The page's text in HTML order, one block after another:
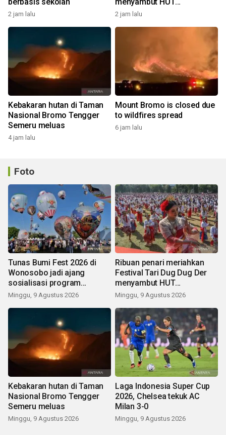
2 jam lalu
Kemerdekaan
2 jam lalu
Kebakaran hutan di Taman
Nasional Bromo Tengger
Semeru meluas
4 jam lalu
Mount Bromo is closed due
to wildfires spread
6 jam lalu
Foto
Tunas Bumi Fest 2026 di
Wonosobo jadi ajang
sosialisasi program
pemerintah lewat balon
Minggu, 9 Agustus 2026
Ribuan penari meriahkan
Festival Tari Dug Dug Der
menyambut HUT
Kemerdekaan
Minggu, 9 Agustus 2026
Kebakaran hutan di Taman
Nasional Bromo Tengger
Semeru meluas
Minggu, 9 Agustus 2026
Laga Indonesia Super Cup
2026, Chelsea tekuk AC
Milan 3-0
Minggu, 9 Agustus 2026